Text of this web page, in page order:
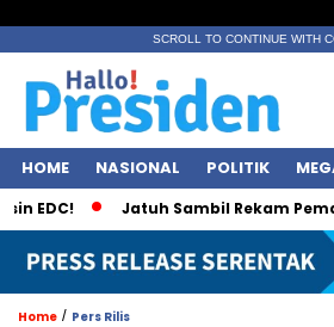
SCROLL TO CONTINUE WITH
HOME NASIONAL POLITIK
Jatuh Sambil Rekam
Home / Pers Rilis